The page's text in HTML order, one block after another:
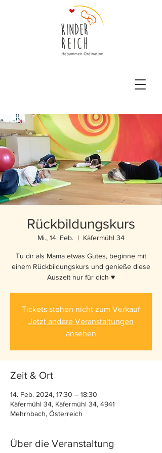
Rückbildungskurs
Mi., 14. Feb.
  |
Käfermühl 34
Tu dir als Mama etwas Gutes, beginne mit
einem Rückbildungskurs und genieße diese
Auszeit nur für dich ♥️
Tickets stehen nicht zum Verkauf
Jetzt andere Veranstaltungen
ansehen
Zeit & Ort
14. Feb. 2024, 17:30 – 18:30
Käfermühl 34, Käfermühl 34, 4941
Mehrnbach, Österreich
Über die Veranstaltung